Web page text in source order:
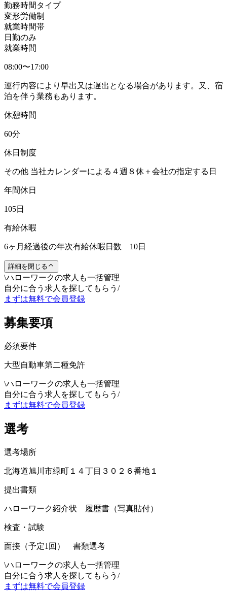
勤務時間タイプ
変形労働制
就業時間帯
日勤のみ
就業時間
08:00〜17:00
運行内容により早出又は遅出となる場合があります。又、宿
泊を伴う業務もあります。
休憩時間
60分
休日制度
その他 当社カレンダーによる４週８休＋会社の指定する日
年間休日
105日
有給休暇
6ヶ月経過後の年次有給休暇日数 10日
詳細を閉じる
\ハローワークの求人も一括管理
自分に合う求人を探してもらう /
まずは無料で会員登録
募集要項
必須要件
大型自動車第二種免許
\ハローワークの求人も一括管理
自分に合う求人を探してもらう /
まずは無料で会員登録
選考
選考場所
北海道旭川市緑町１４丁目３０２６番地１
提出書類
ハローワーク紹介状 履歴書（写真貼付）
検査・試験
面接（予定1回） 書類選考
\ハローワークの求人も一括管理
自分に合う求人を探してもらう /
まずは無料で会員登録